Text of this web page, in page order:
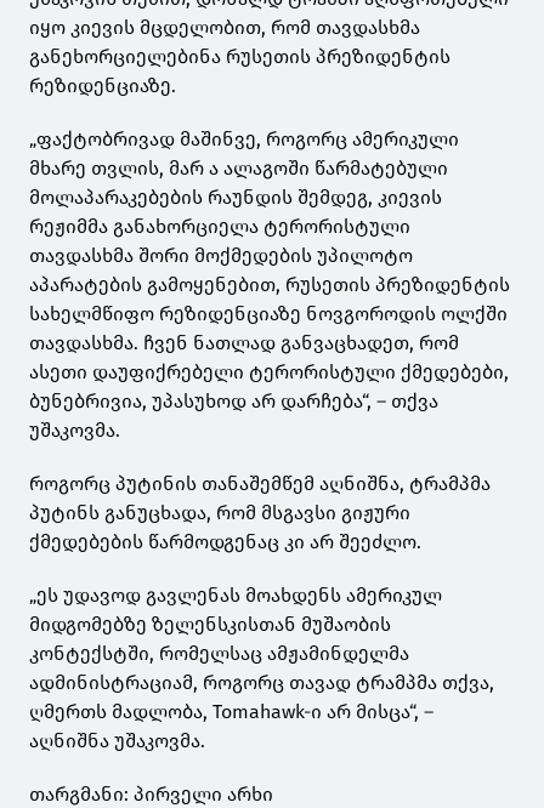
იყო კიევის მცდელობით, რომ თავდასხმა
განეხორციელებინა რუსეთის პრეზიდენტის
რეზიდენციაზე.
„ფაქტობრივად მაშინვე, როგორც ამერიკული
მხარე თვლის, მარ ა ალაგოში წარმატებული
მოლაპარაკებების რაუნდის შემდეგ, კიევის
რეჟიმმა განახორციელა ტერორისტული
თავდასხმა შორი მოქმედების უპილოტო
აპარატების გამოყენებით, რუსეთის პრეზიდენტის
სახელმწიფო რეზიდენციაზე ნოვგოროდის ოლქში
თავდასხმა. ჩვენ ნათლად განვაცხადეთ, რომ
ასეთი დაუფიქრებელი ტერორისტული ქმედებები,
ბუნებრივია, უპასუხოდ არ დარჩება“, – თქვა
უშაკოვმა.
როგორც პუტინის თანაშემწემ აღნიშნა, ტრამპმა
პუტინს განუცხადა, რომ მსგავსი გიჟური
ქმედებების წარმოდგენაც კი არ შეეძლო.
„ეს უდავოდ გავლენას მოახდენს ამერიკულ
მიდგომებზე ზელენსკისთან მუშაობის
კონტექსტში, რომელსაც ამჟამინდელმა
ადმინისტრაციამ, როგორც თავად ტრამპმა თქვა,
ღმერთს მადლობა, Tomahawk-ი არ მისცა“, –
აღნიშნა უშაკოვმა.
თარგმანი: პირველი არხი